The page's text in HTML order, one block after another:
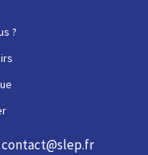
?
contact@slep.fr